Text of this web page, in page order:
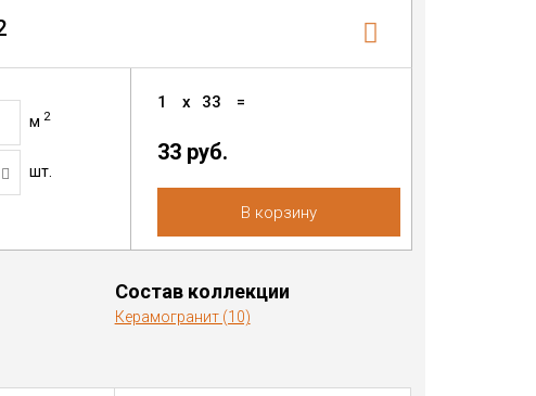
м 2
шт.
1 x 33 =
33 руб.
В корзину
Состав коллекции
Керамогранит (10)